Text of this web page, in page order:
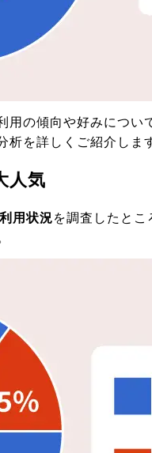
用の傾向や好みについ
析を詳しくご紹介しま
人気
用状況を調査したとこ